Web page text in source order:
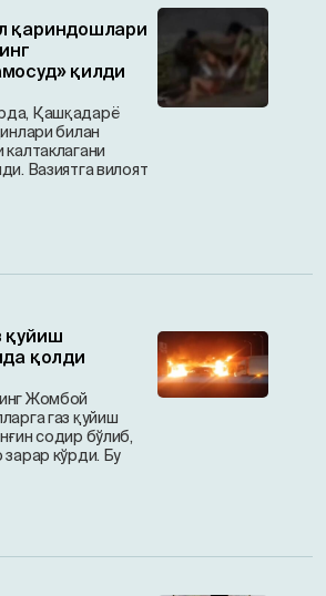
қариндошлари
қилди
Қашқадарё
билан
Вазиятга вилоят
қуйиш
қолди
Жомбой
газ қуйиш
содир бўлиб,
кўрди. Бу